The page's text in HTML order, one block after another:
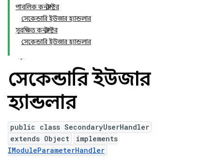
পাবলিক কনস্ট্রাক্টর
সেকেন্ডারি ইউজার হ্যান্ডলার
সুরক্ষিত কনস্ট্রাক্টর
সেকেন্ডারি ইউজার হ্যান্ডলার
সেকেন্ডারি ইউজার
হ্যান্ডলার
public class SecondaryUserHandler
extends Object
implements
IModuleParameterHandler